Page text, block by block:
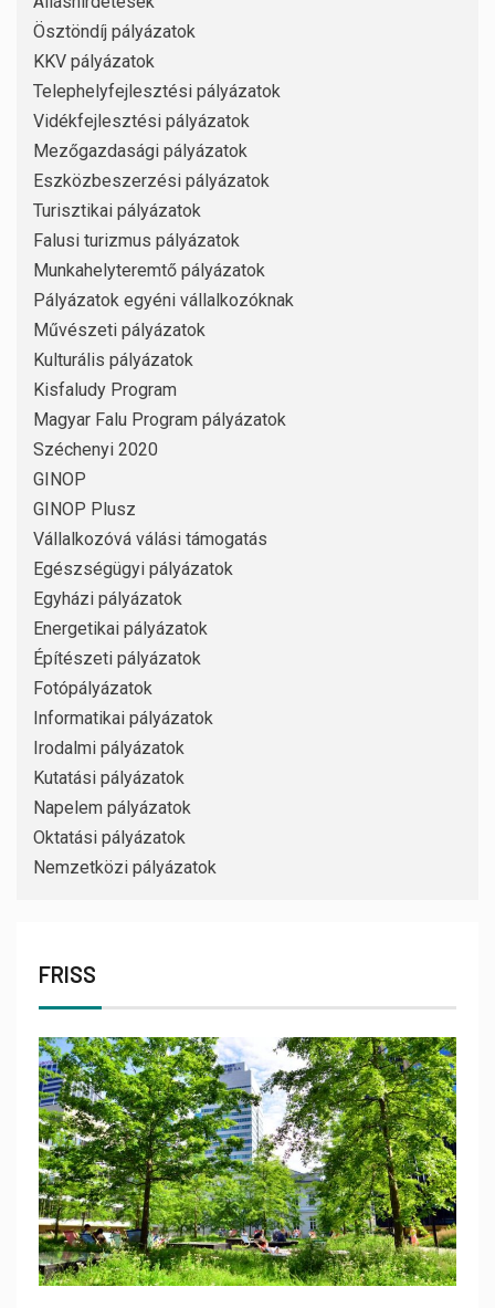
Ösztöndíj pályázatok
KKV pályázatok
Telephelyfejlesztési pályázatok
Vidékfejlesztési pályázatok
Mezőgazdasági pályázatok
Eszközbeszerzési pályázatok
Turisztikai pályázatok
Falusi turizmus pályázatok
Munkahelyteremtő pályázatok
Pályázatok egyéni vállalkozóknak
Művészeti pályázatok
Kulturális pályázatok
Kisfaludy Program
Magyar Falu Program pályázatok
Széchenyi 2020
GINOP
GINOP Plusz
Vállalkozóvá válási támogatás
Egészségügyi pályázatok
Egyházi pályázatok
Energetikai pályázatok
Építészeti pályázatok
Fotópályázatok
Informatikai pályázatok
Irodalmi pályázatok
Kutatási pályázatok
Napelem pályázatok
Oktatási pályázatok
Nemzetközi pályázatok
FRISS